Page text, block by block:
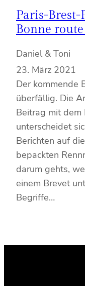
Paris-Brest-
Bonne
Daniel & Toni
23. März 2021
Der kommende
überfällig. Die
Beitrag mit
unterscheidet
Berichten auf
bepackten
darum gehts,
einem Brevet
Begriffe…